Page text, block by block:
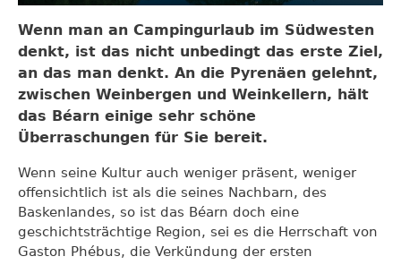
Wenn man an Campingurlaub im Südwesten
denkt, ist das nicht unbedingt das erste Ziel,
an das man denkt. An die Pyrenäen gelehnt,
zwischen Weinbergen und Weinkellern, hält
das Béarn einige sehr schöne
Überraschungen für Sie bereit.
Wenn seine Kultur auch weniger präsent, weniger
offensichtlich ist als die seines Nachbarn, des
Baskenlandes, so ist das Béarn doch eine
geschichtsträchtige Region, sei es die Herrschaft von
Gaston Phébus, die Verkündung der ersten